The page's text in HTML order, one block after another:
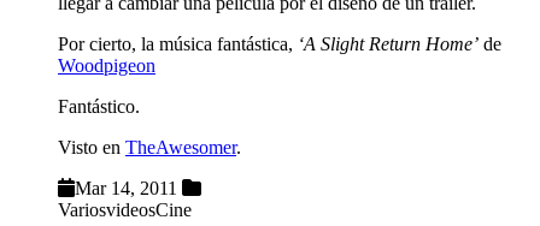
Por cierto, la música fantástica, ‘A Slight Return Home’ de
Woodpigeon
Fantástico.
Visto en TheAwesomer.
Mar 14, 2011
VariosvideosCine